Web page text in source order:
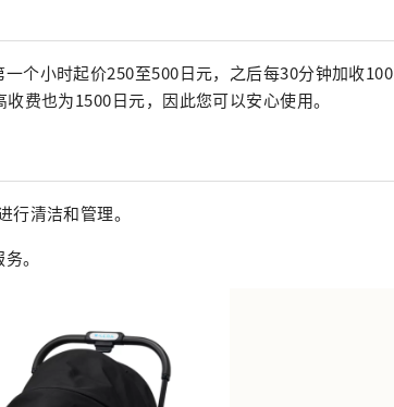
个小时起价250至500日元，之后每30分钟加收100
费也为1500日元，因此您可以安心使用。
清洁和管理。
。